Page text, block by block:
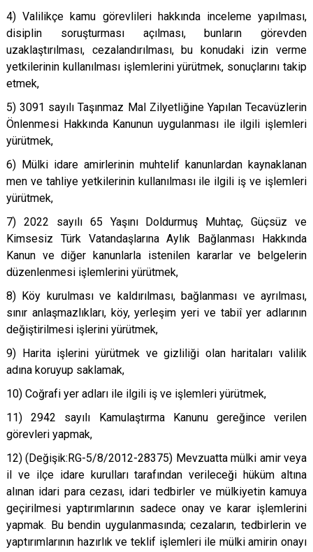
4) Valilikçe kamu görevlileri hakkında inceleme yapılması,
disiplin soruşturması açılması, bunların görevden
uzaklaştırılması, cezalandırılması, bu konudaki izin verme
yetkilerinin kullanılması işlemlerini yürütmek, sonuçlarını takip
etmek,
5) 3091 sayılı Taşınmaz Mal Zilyetliğine Yapılan Tecavüzlerin
Önlenmesi Hakkında Kanunun uygulanması ile ilgili işlemleri
yürütmek,
6) Mülki idare amirlerinin muhtelif kanunlardan kaynaklanan
men ve tahliye yetkilerinin kullanılması ile ilgili iş ve işlemleri
yürütmek,
7) 2022 sayılı 65 Yaşını Doldurmuş Muhtaç, Güçsüz ve
Kimsesiz Türk Vatandaşlarına Aylık Bağlanması Hakkında
Kanun ve diğer kanunlarla istenilen kararlar ve belgelerin
düzenlenmesi işlemlerini yürütmek,
8) Köy kurulması ve kaldırılması, bağlanması ve ayrılması,
sınır anlaşmazlıkları, köy, yerleşim yeri ve tabiî yer adlarının
değiştirilmesi işlerini yürütmek,
9) Harita işlerini yürütmek ve gizliliği olan haritaları valilik
adına koruyup saklamak,
10) Coğrafi yer adları ile ilgili iş ve işlemleri yürütmek,
11) 2942 sayılı Kamulaştırma Kanunu gereğince verilen
görevleri yapmak,
12) (Değişik:RG-5/8/2012-28375) Mevzuatta mülki amir veya
il ve ilçe idare kurulları tarafından verileceği hüküm altına
alınan idari para cezası, idari tedbirler ve mülkiyetin kamuya
geçirilmesi yaptırımlarının sadece onay ve karar işlemlerini
yapmak. Bu bendin uygulanmasında; cezaların, tedbirlerin ve
yaptırımlarının hazırlık ve teklif işlemleri ile mülki amirin onayı